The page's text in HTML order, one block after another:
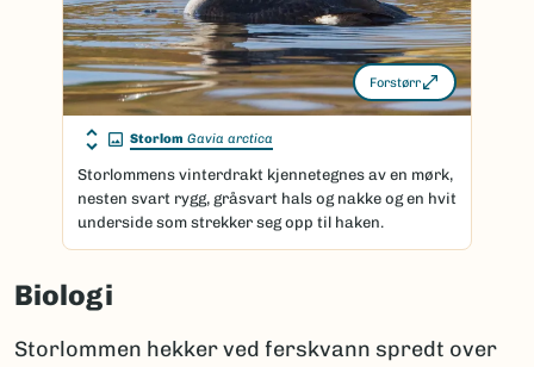
Forstørr
Storlom Gavia arctica
Storlommens vinterdrakt kjennetegnes av en mørk,
nesten svart rygg, gråsvart hals og nakke og en hvit
underside som strekker seg opp til haken.
Biologi
Storlommen hekker ved ferskvann spredt over